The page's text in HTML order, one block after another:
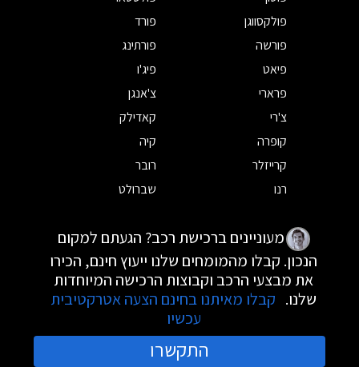
פולקסווגן
פורד
פורשה
פורתינג
פיאט
פיג'ו
פרארי
צ'אנגן
צ'רי
קאדילק
קופרה
קיה
קרייזלר
רובר
רנו
שברולט
מעוניינים ברכישת רכב? הגעתם למקום
הנכון. קבלו מהמומחים שלנו ייעוץ חינם, הכירו
את מבצעי הרכב וקבוצות הרכישה המיוחדות
שלנו. קבלו מאיתנו בחינם הצעה אטרקטיבית
עכשיו
התקשרו